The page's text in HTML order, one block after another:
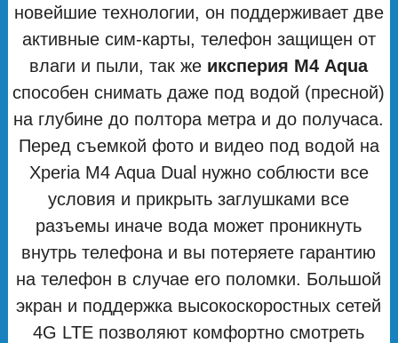
новейшие технологии, он поддерживает две
активные сим-карты, телефон защищен от
влаги и пыли, так же иксперия М4 Aqua
способен снимать даже под водой (пресной)
на глубине до полтора метра и до получаса.
Перед съемкой фото и видео под водой на
Xperia M4 Aqua Dual нужно соблюсти все
условия и прикрыть заглушками все
разъемы иначе вода может проникнуть
внутрь телефона и вы потеряете гарантию
на телефон в случае его поломки. Большой
экран и поддержка высокоскоростных сетей
4G LTE позволяют комфортно смотреть